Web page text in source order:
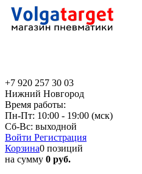
+7 920 257 30 03
Нижний Новгород
Время работы:
Пн-Пт: 10:00 - 19:00 (мск)
Сб-Вс: выходной
Войти Регистрация
Корзина0 позиций
на сумму 0 руб.